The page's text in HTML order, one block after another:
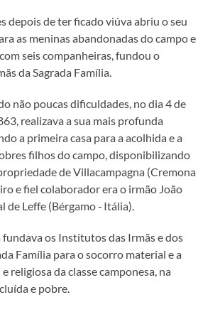
depois de ter ficado viúva abriu o seu
as meninas abandonadas do campo e
seis companheiras, fundou o
da Sagrada Família.
não poucas dificuldades, no dia 4 de
realizava a sua mais profunda
a primeira casa para a acolhida e a
filhos do campo, disponibilizando
de Villacampagna (Cremona
e fiel colaborador era o irmão João
de Leffe (Bérgamo ‑ Itália).
fundava os Institutos das Irmãs e dos
Família para o socorro material e a
religiosa da classe camponesa, na
e pobre.